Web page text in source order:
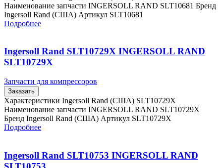
Наименование запчасти INGERSOLL RAND SLT10681 Бренд
Ingersoll Rand (США) Артикул SLT10681
Подробнее
Ingersoll Rand SLT10729X INGERSOLL RAND
SLT10729X
Запчасти для компрессоров
Заказать
Характеристики Ingersoll Rand (США) SLT10729X
Наименование запчасти INGERSOLL RAND SLT10729X
Бренд Ingersoll Rand (США) Артикул SLT10729X
Подробнее
Ingersoll Rand SLT10753 INGERSOLL RAND